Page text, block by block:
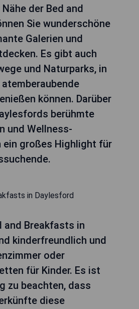
der Bed and
Sie wunderschöne
Galerien und
Es gibt auch
und Naturparks, in
können. Darüber
berühmte
und Wellness-
ein großes Highlight für
in Daylesford
and Breakfasts in
kinderfreundlich und
oder
für Kinder. Es ist
zu beachten, dass
diese